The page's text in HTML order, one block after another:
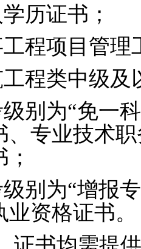
历证书；
工程项目管
工程类中级
级别为“免一
、专业技术
级别为“增报
资格证书。